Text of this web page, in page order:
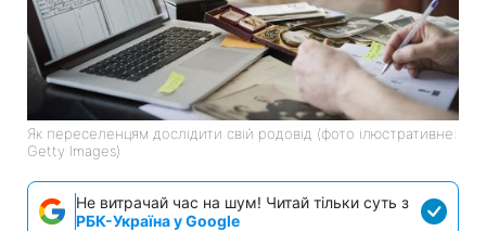
Як переселенцям дослідити свій родовід (фото ілюстративне:
Getty Images)
Не витрачай час на шум! Читай тільки суть з
РБК-Україна у Google